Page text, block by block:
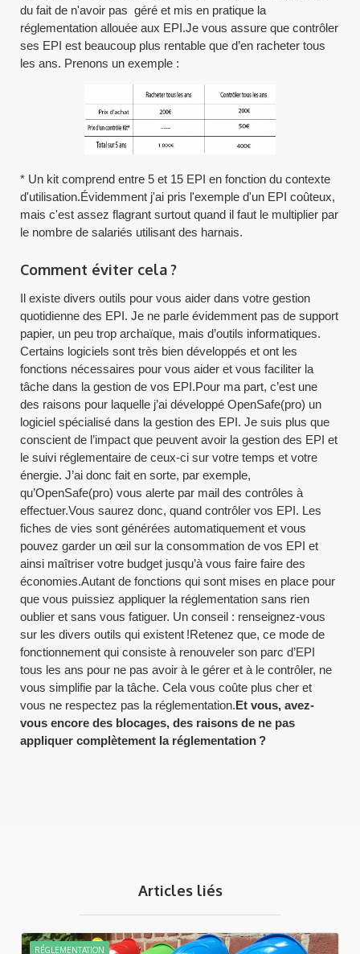
du fait de n'avoir pas géré et mis en pratique la
réglementation allouée aux EPI.Je vous assure que contrôler
ses EPI est beaucoup plus rentable que d’en racheter tous
les ans. Prenons un exemple :
* Un kit comprend entre 5 et 15 EPI en fonction du contexte
d'utilisation.Évidemment j'ai pris l'exemple d'un EPI coûteux,
mais c'est assez flagrant surtout quand il faut le multiplier par
le nombre de salariés utilisant des harnais.
Comment éviter cela ?
Il existe divers outils pour vous aider dans votre gestion
quotidienne des EPI. Je ne parle évidemment pas de support
papier, un peu trop archaïque, mais d’outils informatiques.
Certains logiciels sont très bien développés et ont les
fonctions nécessaires pour vous aider et vous faciliter la
tâche dans la gestion de vos EPI.Pour ma part, c’est une
des raisons pour laquelle j’ai développé OpenSafe(pro) un
logiciel spécialisé dans la gestion des EPI. Je suis plus que
conscient de l’impact que peuvent avoir la gestion des EPI et
le suivi réglementaire de ceux-ci sur votre temps et votre
énergie. J’ai donc fait en sorte, par exemple,
qu’OpenSafe(pro) vous alerte par mail des contrôles à
effectuer.Vous saurez donc, quand contrôler vos EPI. Les
fiches de vies sont générées automatiquement et vous
pouvez garder un œil sur la consommation de vos EPI et
ainsi maîtriser votre budget jusqu’à vous faire faire des
économies.Autant de fonctions qui sont mises en place pour
que vous puissiez appliquer la réglementation sans rien
oublier et sans vous fatiguer. Un conseil : renseignez-vous
sur les divers outils qui existent !Retenez que, ce mode de
fonctionnement qui consiste à renouveler son parc d’EPI
tous les ans pour ne pas avoir à le gérer et à le contrôler, ne
vous simplifie par la tâche. Cela vous coûte plus cher et
vous ne respectez pas la réglementation.Et vous, avez-
vous encore des blocages, des raisons de ne pas
appliquer complètement la réglementation ?
Articles liés
RÉGLEMENTATION